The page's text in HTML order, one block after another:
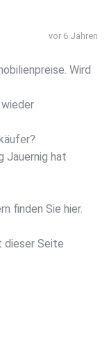
vor 6 Jahren
Wird
Jauernig hat
finden Sie hier.
dieser Seite